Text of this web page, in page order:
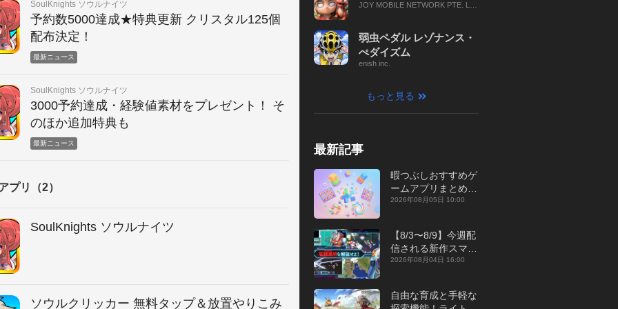
SoulKnights ソウルナイツ
予約数5000達成★特典更新 クリスタル125個
配布決定！
最新ニュース
SoulKnights ソウルナイツ
3000予約達成・経験値素材をプレゼント！ そ
のほか追加特典も
最新ニュース
プリ（2）
SoulKnights ソウルナイツ
ソウルクリッカー 無料タップ＆放置やりこみ
JOY MOBILE NETWORK PTE. LT
弱虫ペダル レゾナンス・
ぺダイズム
enish inc.
もっと見る
最新記事
暇つぶしおすすめゲ
ームアプリまとめ｜
オフライン対応あり
2026年08月05日 10:00
【8/3〜8/9】今週配
信される新作スマホ
ゲームをまとめてお
2026年08月04日 16:00
自由な育成と手軽な